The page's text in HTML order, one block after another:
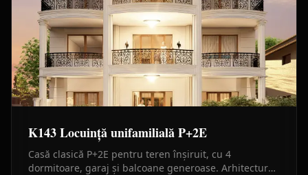
K143 Locuință unifamilială P+2E
Casă clasică P+2E pentru teren înșiruit, cu 4
dormitoare, garaj și balcoane generoase. Arhitectură